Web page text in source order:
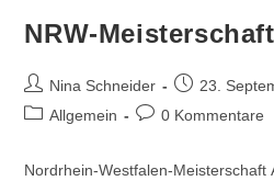
NRW-
Beitrags-
Autor:
Nina Schneider
Beitrag
veröffentlicht:
23.
Beitrags-
Allgemein
Beitrags-
0 Kommentare
Nordrhein-Westfalen-Meisterschaft